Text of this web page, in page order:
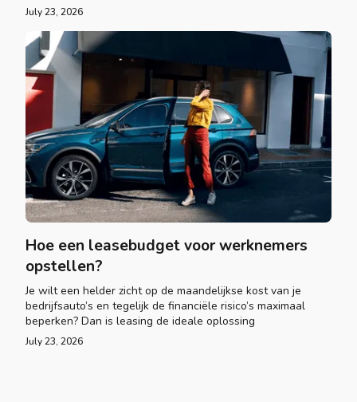
July 23, 2026
Hoe een leasebudget voor werknemers
opstellen?
Je wilt een helder zicht op de maandelijkse kost van je
bedrijfsauto’s en tegelijk de financiële risico’s maximaal
beperken? Dan is leasing de ideale oplossing
July 23, 2026